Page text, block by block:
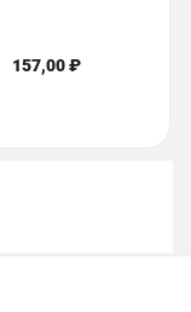
157,00 ₽